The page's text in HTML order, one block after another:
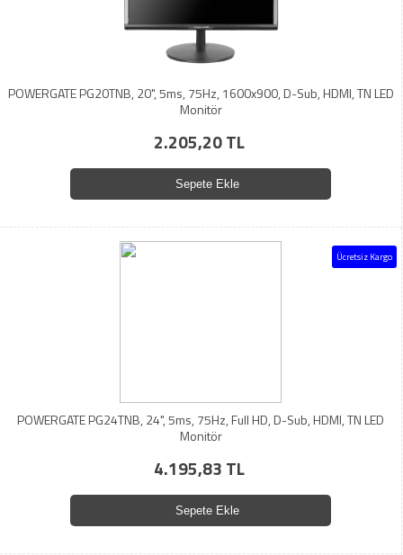
POWERGATE PG20TNB, 20", 5ms, 75Hz, 1600x900, D-Sub, HDMI, TN LED
Monitör
2.205,20 TL
Sepete Ekle
Ücretsiz Kargo
POWERGATE PG24TNB, 24", 5ms, 75Hz, Full HD, D-Sub, HDMI, TN LED
Monitör
4.195,83 TL
Sepete Ekle